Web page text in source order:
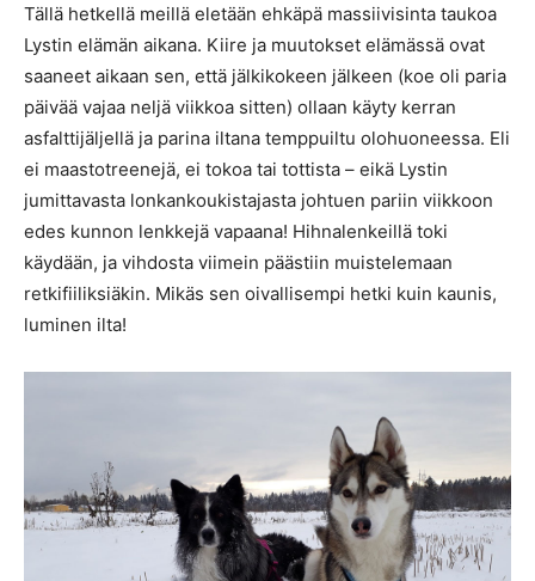
Tällä hetkellä meillä eletään ehkäpä massiivisinta taukoa
Lystin elämän aikana. Kiire ja muutokset elämässä ovat
saaneet aikaan sen, että jälkikokeen jälkeen (koe oli paria
päivää vajaa neljä viikkoa sitten) ollaan käyty kerran
asfalttijäljellä ja parina iltana temppuiltu olohuoneessa. Eli
ei maastotreenejä, ei tokoa tai tottista – eikä Lystin
jumittavasta lonkankoukistajasta johtuen pariin viikkoon
edes kunnon lenkkejä vapaana! Hihnalenkeillä toki
käydään, ja vihdosta viimein päästiin muistelemaan
retkifiiliksiäkin. Mikäs sen oivallisempi hetki kuin kaunis,
luminen ilta!